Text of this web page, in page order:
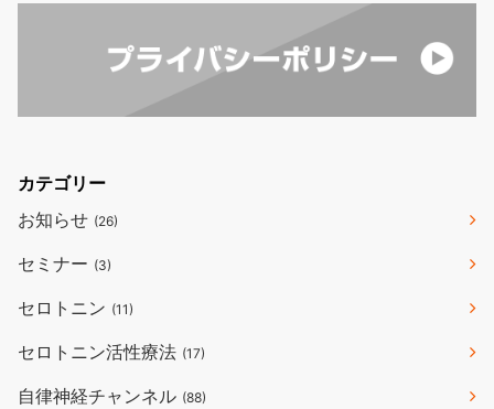
カテゴリー
お知らせ (26)
セミナー (3)
セロトニン (11)
セロトニン活性療法 (17)
自律神経チャンネル (88)